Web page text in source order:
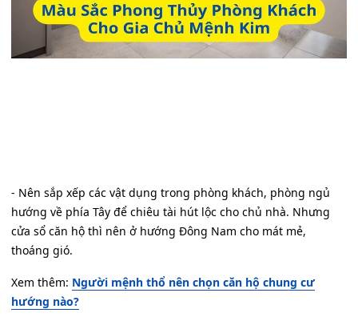
- Nên sắp xếp các vật dụng trong phòng khách, phòng ngủ
hướng về phía Tây để chiêu tài hút lộc cho chủ nhà. Nhưng
cửa sổ căn hộ thì nên ở hướng Đông Nam cho mát mẻ,
thoáng gió.
Xem thêm: Người mệnh thổ nên chọn căn hộ chung cư
hướng nào?